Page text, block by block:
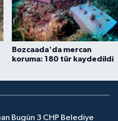
Bozcaada'da mercan
koruma: 180 tür kaydedildi
Bugün 3 CHP Belediye